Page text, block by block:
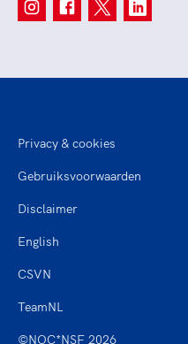
©NOC*NSF 2026
Privacy & cookies
Gebruiksvoorwaarden
Disclaimer
English
CSVN
TeamNL